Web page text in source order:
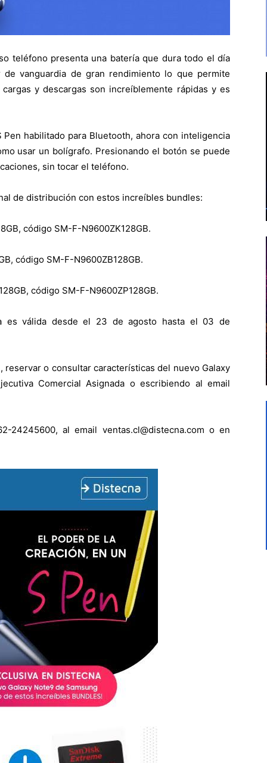
teléfono presenta una batería que dura todo el día
vanguardia de gran rendimiento lo que permite
y descargas son increíblemente rápidas y es
habilitado para Bluetooth, ahora con inteligencia
usar un bolígrafo. Presionando el botón se puede
sin tocar el teléfono.
de distribución con estos increíbles bundles:
código SM-F-N9600ZK128GB.
código SM-F-N9600ZB128GB.
código SM-F-N9600ZP128GB.
es válida desde el 23 de agosto hasta el 03 de
o consultar características del nuevo Galaxy
Comercial Asignada o escribiendo al email
24245600, al email ventas.cl@distecna.com o en